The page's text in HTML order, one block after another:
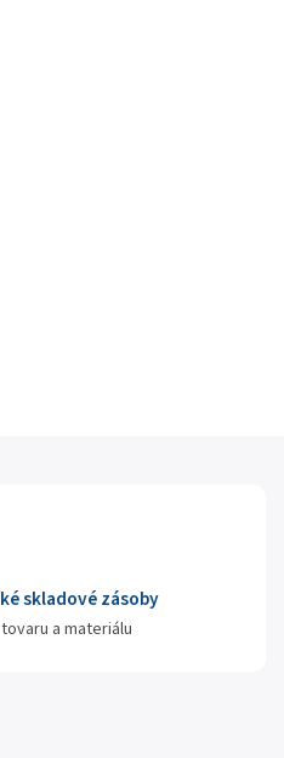
skladové zásoby
tovaru a materiálu